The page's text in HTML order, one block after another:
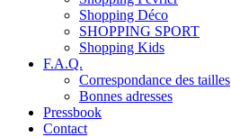
Shopping Déco
SHOPPING SPORT
Shopping Kids
F.A.Q.
Correspondance des tailles
Bonnes adresses
Pressbook
Contact